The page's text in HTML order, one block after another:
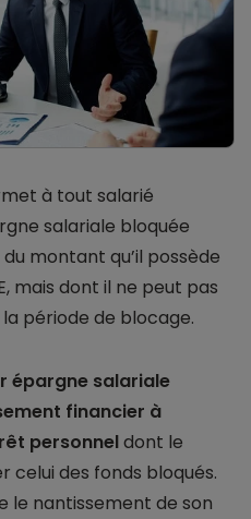
à tout salarié
salariale bloquée
du montant qu’il possède
mais dont il ne peut pas
période de blocage.
épargne salariale
financier à
personneldont le
des fonds bloqués.
le nantissement de son